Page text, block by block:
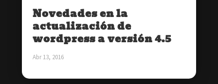
Novedades en la
actualización de
wordpress a versión 4.5
Abr 13, 2016